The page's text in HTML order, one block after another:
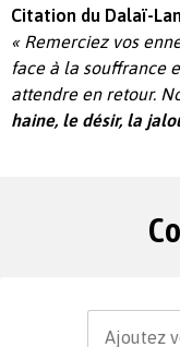
Citation du Dalaï-
« Remerciez vos
face à la souffrance
attendre en retour.
haine, le désir, la